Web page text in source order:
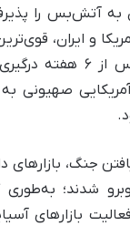
به آتش‌بس را
و ایران،
برقراری آتش‌بس پس
جنگ، بازارهای
شدند؛
بازارهای